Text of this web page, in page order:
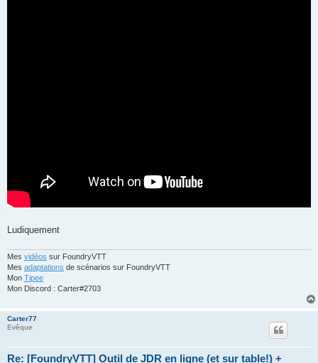
Ludiquement
Mes vidéos sur FoundryVTT
Mes adaptations de scénarios sur FoundryVTT
Mon Tipee
Mon Discord : Carter#2703
Carter77
Evêque
Re: [FoundryVTT] Outil de JDR en ligne (et sur table!) +